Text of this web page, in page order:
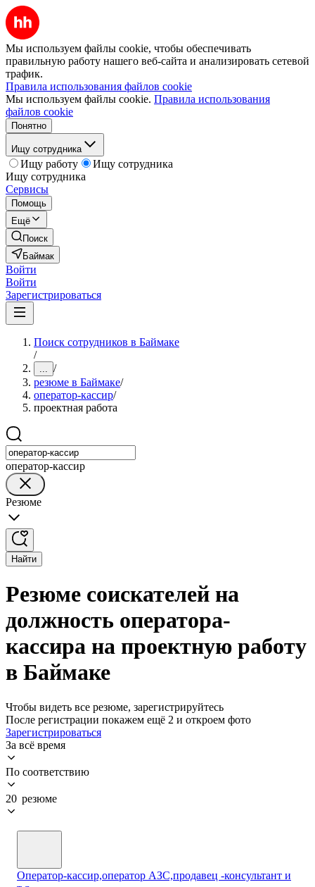
Мы используем файлы cookie, чтобы обеспечивать
правильную работу нашего веб-сайта и анализировать сетевой
трафик.
Правила использования файлов cookie
Мы используем файлы cookie. Правила использования
файлов cookie
Понятно
Ищу сотрудника
Ищу работу
Ищу сотрудника
Ищу сотрудника
Сервисы
Помощь
Ещё
Поиск
Баймак
Войти
Войти
Зарегистрироваться
Поиск сотрудников в Баймаке
/
... /
резюме в Баймаке/
оператор-кассир/
проектная работа
оператор-кассир
Резюме
Найти
Резюме соискателей на
должность оператора-
кассира на проектную работу
в Баймаке
Чтобы видеть все резюме, зарегистрируйтесь
После регистрации покажем ещё 2 и откроем фото
Зарегистрироваться
За всё время
По соответствию
20 резюме
Оператор-кассир,оператор АЗС,продавец -консультант и